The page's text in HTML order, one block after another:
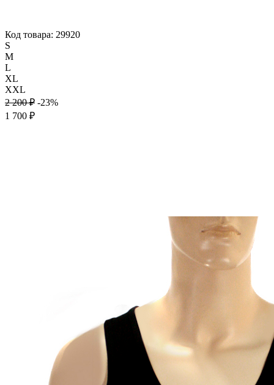
Код товара: 29920
S
M
L
XL
XXL
2 200 ₽ -23%
1 700 ₽